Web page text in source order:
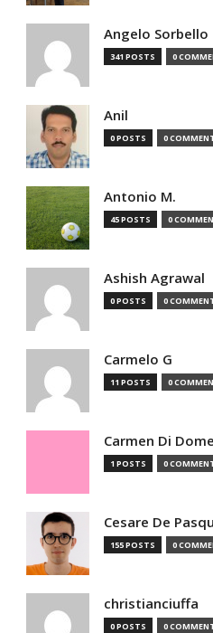
Angelo Sorbello
341 POSTS 0
Anil
0 POSTS 0
Antonio M.
45 POSTS 0
Ashish Agrawal
0 POSTS 0
Carmelo G
11 POSTS 0
Carmen Di
1 POSTS 0
Cesare De
155 POSTS 0
christianciuffa
0 POSTS 0